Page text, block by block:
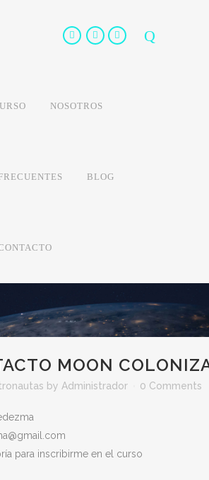
NOSOTROS
BLOG
MOON
by Administrador 0 Comments
para inscribirme en el curso